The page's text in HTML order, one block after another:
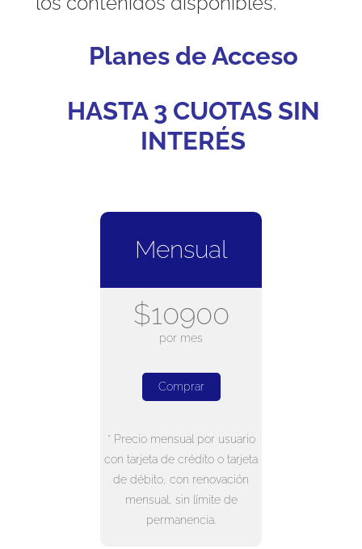
Planes de Acceso
HASTA 3 CUOTAS SIN
INTERÉS
Mensual
$10900
por mes
Comprar
* Precio mensual por usuario
con tarjeta de crédito o tarjeta
de débito, con renovación
mensual, sin límite de
permanencia.